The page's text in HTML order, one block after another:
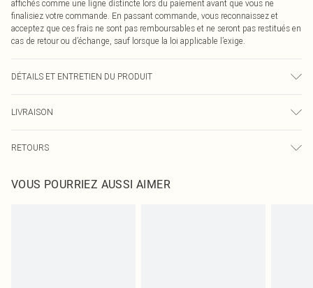
affichés comme une ligne distincte lors du paiement avant que vous ne
finalisiez votre commande. En passant commande, vous reconnaissez et
acceptez que ces frais ne sont pas remboursables et ne seront pas restitués en
cas de retour ou d’échange, sauf lorsque la loi applicable l’exige.
DÉTAILS ET ENTRETIEN DU PRODUIT
couleur peuvent se produire.
LIVRAISON
Livraison express France
Jusqu'à 2-3 jours ouvrables
RETOURS
pour nous retourner un article.
VOUS POURRIEZ AUSSI AIMER